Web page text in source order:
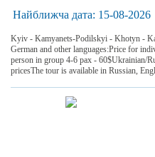
Найближча дата: 15-08-2026
Kyiv - Kamyanets-Podilskyi - Khotyn -
German and other languages:Price for
person in group 4-6 pax - 60$Ukrainian/
pricesThe tour is available in Russian,